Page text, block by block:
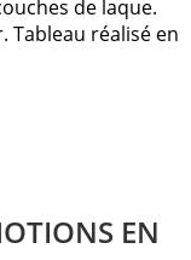
de laque.
Tableau réalisé en
EN